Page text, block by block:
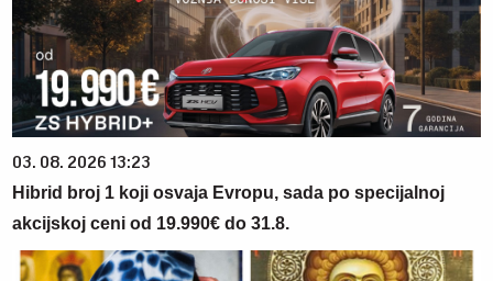
03. 08. 2026 13:23
Hibrid broj 1 koji osvaja Evropu, sada po specijalnoj
akcijskoj ceni od 19.990€ do 31.8.